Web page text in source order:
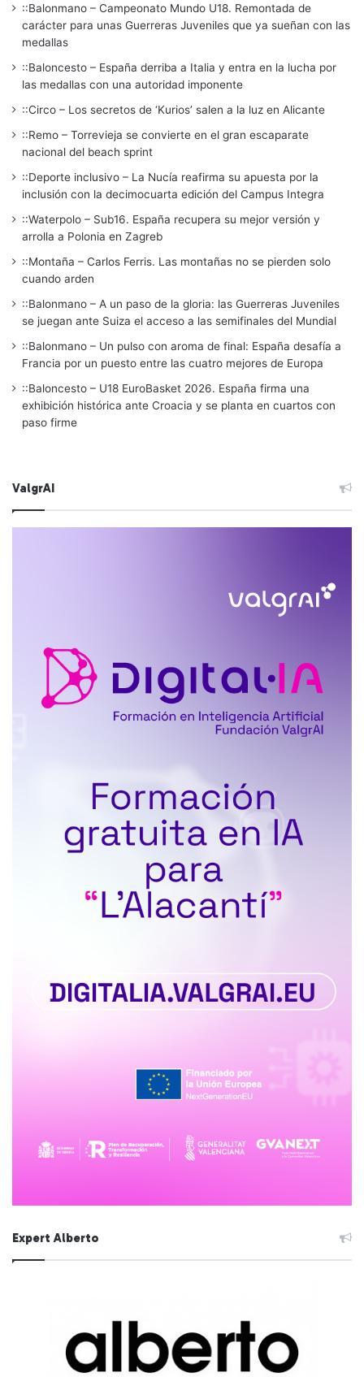
::Balonmano – Campeonato Mundo U18. Remontada de
carácter para unas Guerreras Juveniles que ya sueñan con las
medallas
::Baloncesto – España derriba a Italia y entra en la lucha por
las medallas con una autoridad imponente
::Circo – Los secretos de ‘Kurios’ salen a la luz en Alicante
::Remo – Torrevieja se convierte en el gran escaparate
nacional del beach sprint
::Deporte inclusivo – La Nucía reafirma su apuesta por la
inclusión con la decimocuarta edición del Campus Integra
::Waterpolo – Sub16. España recupera su mejor versión y
arrolla a Polonia en Zagreb
::Montaña – Carlos Ferris. Las montañas no se pierden solo
cuando arden
::Balonmano – A un paso de la gloria: las Guerreras Juveniles
se juegan ante Suiza el acceso a las semifinales del Mundial
::Balonmano – Un pulso con aroma de final: España desafía a
Francia por un puesto entre las cuatro mejores de Europa
::Baloncesto – U18 EuroBasket 2026. España firma una
exhibición histórica ante Croacia y se planta en cuartos con
paso firme
ValgrAI
Expert Alberto